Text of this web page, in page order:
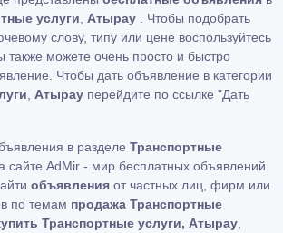
услуги Атырау . Чтобы подобрать
слову, типу или цене воспользуйтесь
можете очень просто и быстро
Чтобы дать объявление в категории
Атырау перейдите по ссылке "Дать
в разделе Транспортные
сайте AdMir - мир бесплатных объявлений.
объявления от частных лиц, фирм или
по темам продажа Транспортные
Транспортные услуги, Атырау